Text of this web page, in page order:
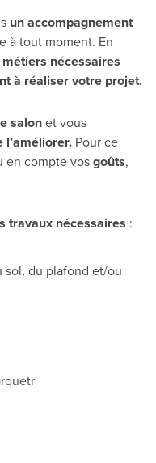
un accompagnement
à tout moment. En
nécessaires
à réaliser votre projet.
salonet vous
l’améliorer. Pour ce
en compte vosgoûts,
travaux nécessaires :
du plafond et/ou